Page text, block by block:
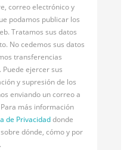
correo electrónico y
podamos publicar los
Tratamos sus datos
No cedemos sus datos
transferencias
ejercer sus
y supresión de los
enviando un correo a
Para más información
de Privacidaddonde
dónde, cómo y por